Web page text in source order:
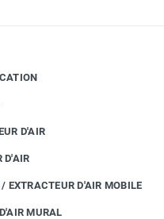
D'AIR
D'AIR
EXTRACTEUR D'AIR MOBILE
MURAL